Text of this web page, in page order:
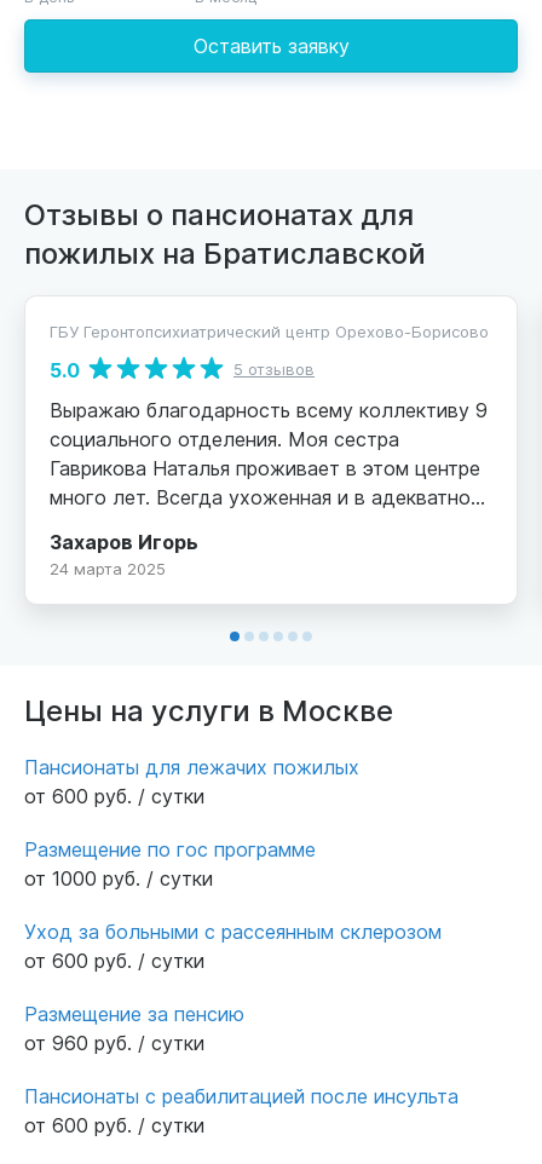
Оставить заявку
Отзывы о пансионатах для
пожилых на Братиславской
ГБУ Геронтопсихиатрический центр Орехово-Борисово
5.0 5 отзывов
Выражаю благодарность всему коллективу 9
социального отделения. Моя сестра
Гаврикова Наталья проживает в этом центре
много лет. Всегда ухоженная и в адекватном
могли. Спасибо за ваш труд!
Захаров Игорь
24 марта 2025
Цены на услуги в Москве
Пансионаты для лежачих пожилых
от 600 руб. / сутки
Размещение по гос программе
от 1000 руб. / сутки
Уход за больными с рассеянным склерозом
от 600 руб. / сутки
Размещение за пенсию
от 960 руб. / сутки
Пансионаты с реабилитацией после инсульта
от 600 руб. / сутки